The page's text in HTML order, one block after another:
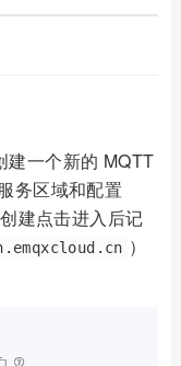
建一个新的 MQTT
务区域和配置
建点击进入后记
）